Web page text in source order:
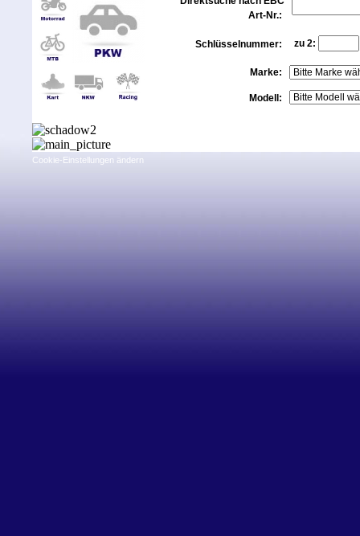
Art-Nr.:
Schlüsselnummer: zu 2:
Marke:
Modell:
Cookie-Einstellungen ändern